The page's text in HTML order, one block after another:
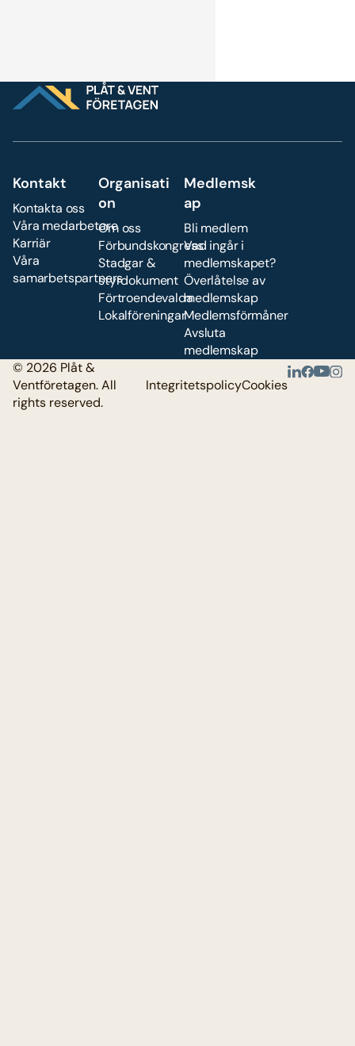
Kontakt
Kontakta oss
Våra medarbetare
Karriär
Våra
samarbetspartners
Organisati
on
Om oss
Förbundskongress
Stadgar &
styrdokument
Förtroendevalda
Lokalföreningar
Medlemsk
ap
Bli medlem
Vad ingår i
medlemskapet?
Överlåtelse av
medlemskap
Medlemsförmåner
Avsluta
medlemskap
© 2026 Plåt &
Ventföretagen. All
rights reserved.
IntegritetspolicyCookies